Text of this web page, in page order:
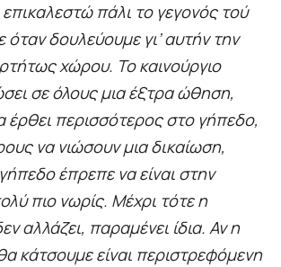
επικαλεστώ πάλι το γεγονός τού
δουλεύουμε γι’ αυτήν την
χώρου. Το καινούργιο
σε όλους μια έξτρα ώθηση,
έρθει περισσότερος στο γήπεδο,
να νιώσουν μια δικαίωση,
έπρεπε να είναι στην
πιο νωρίς. Μέχρι τότε η
αλλάζει, παραμένει ίδια. Αν η
κάτσουμε είναι περιστρεφόμενη